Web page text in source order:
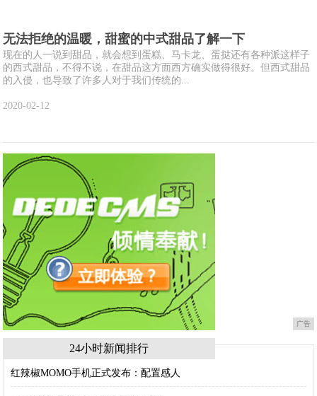
无法拒绝的温暖，甜蜜的中式甜品了解一下
现在的人一说到甜品，就会想到蛋糕、马卡龙、蛋挞还有各种派这样子
的西式甜品，不得不说，在甜品这方面西方确实做得很好。但西式甜品
的入侵，也导致了许多人对于我们传统的...
2020-02-12
广告
24小时新闻排行
红辣椒MOMO手机正式发布：配置感人